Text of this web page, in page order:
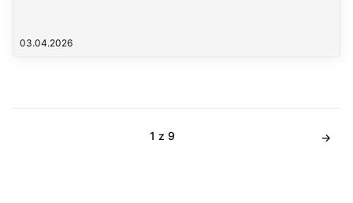
03.04.2026
1 z 9